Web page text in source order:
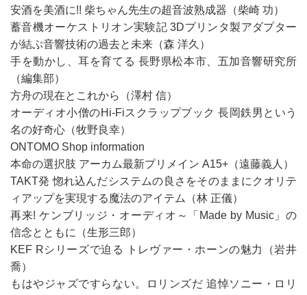
安酒を美酒に!! 柴ちゃん先生の超音波熟成器（柴崎 功）
蓄音機オーケストリオン実験記 3Dプリンタ製アダプター
が結ぶ音響技術の過去と未来（森 洋久）
手を動かし、耳を育てる 長野県松本市、五加音響研究所
（編集部）
方舟の現在とこれから（澤村 信）
オーディオ小僧のHi-Fiスクラップブック 長岡鉄男という
名の好奇心（牧野良幸）
ONTOMO Shop information
本命の選択肢 アーカム最新プリメイン A15+（遠藤義人）
TAKT発 惚れ込んだシステムの良さをそのままにクオリテ
ィアップを実現する魔法のアイテム（林 正儀）
再来! ケンブリッジ・オーディオ～「Made by Music」の
信念とともに（生形三郎）
KEF Rシリーズで迫る トレヴァー・ホーンの魅力（岩井
喬）
もはやジャズですらない。ロリンズだ 追悼ソニー・ロリ